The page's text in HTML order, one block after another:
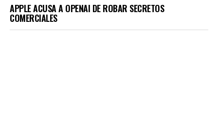
APPLE ACUSA A OPENAI DE ROBAR SECRETOS
COMERCIALES